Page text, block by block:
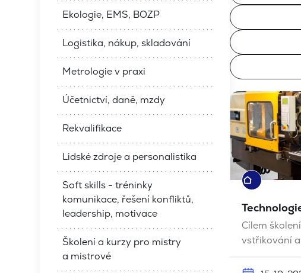
Ekologie, EMS, BOZP
Logistika, nákup, skladování
Metrologie v praxi
Účetnictví, daně, mzdy
Rekvalifikace
Lidské zdroje a personalistika
Soft skills - tréninky
komunikace, řešení konfliktů,
leadership, motivace
Školení a kurzy pro mistry
a mistrové
Použít filtr
Použít filtr
Cílem
vstřikování